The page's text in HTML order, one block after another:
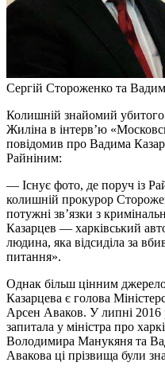
Сергій Стороженко та
Колишній знайомий
Жиліна в інтерв’ю
повідомив про Вадима
Райніним:
— Існує фото, де поруч із
колишній прокурор
потужні зв’язки з
Казарцев — харківський
людина, яка відсиділа за
питання».
Однак більш цінним
Казарцева є голова
Арсен Аваков. У липні 2016
запитала у міністра про
Володимира Манукяня та
Авакова ці прізвища були